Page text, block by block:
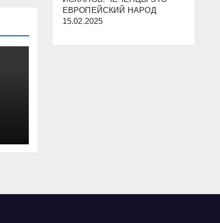
ЕВРОПЕЙСКИЙ НАРОД
15.02.2025